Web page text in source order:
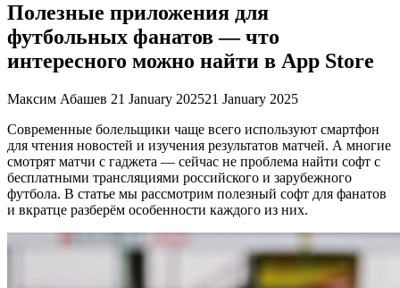
Полезные приложения для
футбольных фанатов — что
интересного можно найти в App Store
Максим Абашев 21 January 202521 January 2025
Современные болельщики чаще всего используют смартфон
для чтения новостей и изучения результатов матчей. А многие
смотрят матчи с гаджета — сейчас не проблема найти софт с
бесплатными трансляциями российского и зарубежного
футбола. В статье мы рассмотрим полезный софт для фанатов
и вкратце разберём особенности каждого из них.